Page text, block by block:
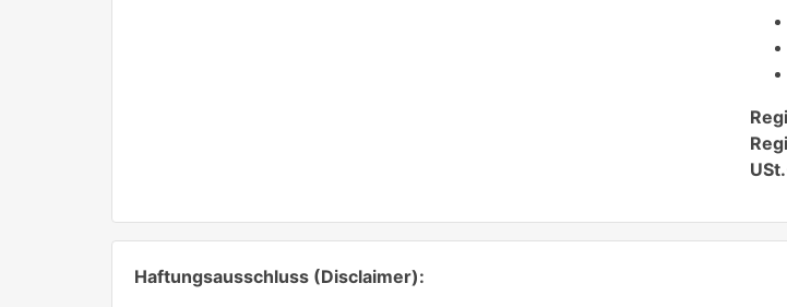
Haftungsausschluss (Disclaimer):